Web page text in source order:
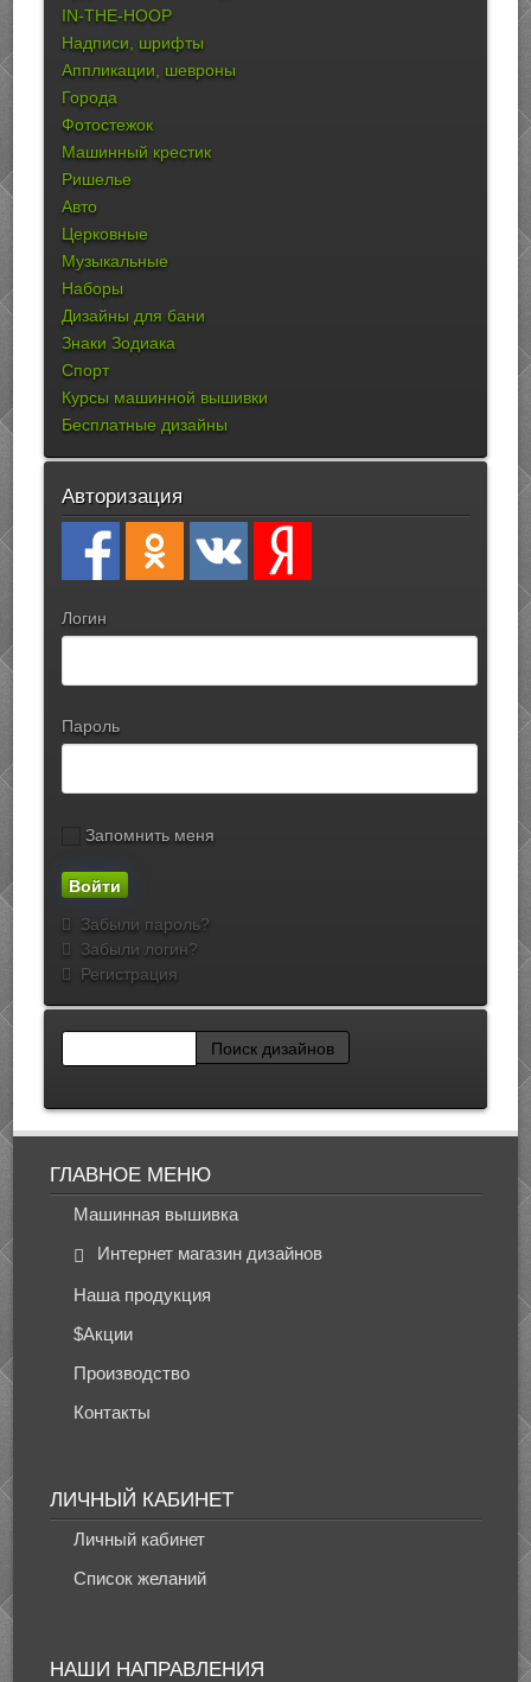
IN-THE-HOOP
Надписи, шрифты
Аппликации, шевроны
Города
Фотостежок
Машинный крестик
Ришелье
Авто
Церковные
Музыкальные
Наборы
Дизайны для бани
Знаки Зодиака
Спорт
Курсы машинной вышивки
Бесплатные дизайны
Авторизация
Логин
Пароль
Запомнить меня
Забыли пароль?
Забыли логин?
Регистрация
ГЛАВНОЕ МЕНЮ
Машинная вышивка
Интернет магазин дизайнов
Наша продукция
$Акции
Производство
Контакты
ЛИЧНЫЙ КАБИНЕТ
Личный кабинет
Список желаний
НАШИ НАПРАВЛЕНИЯ